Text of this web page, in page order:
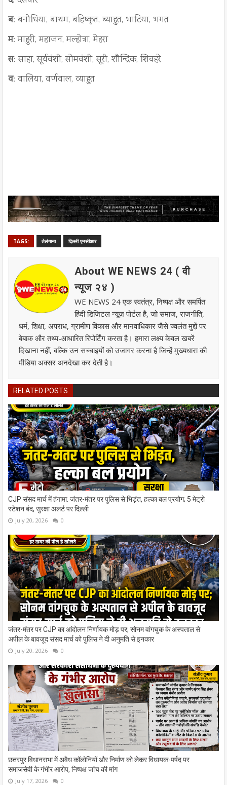
ब: बनौधिया, बाथम, बहिष्कृत, ब्याहुत, भाटिया, भगत
म: माहुरी, महाजन, मल्होत्रा, मेहरा
स: साहा, सूर्यवंशी, सोमवंशी, सूरी, शौन्द्रिक, शिवहरे
व: वालिया, वर्णवाल, व्याहुत
TAGS: तेलंगाना दिल्ली एनसीआर
About WE NEWS 24 ( वी
न्यूज २४ )
WE NEWS 24 एक स्वतंत्र, निष्पक्ष और समर्पित
हिंदी डिजिटल न्यूज़ पोर्टल है, जो समाज, राजनीति,
धर्म, शिक्षा, अपराध, ग्रामीण विकास और मानवाधिकार जैसे ज्वलंत मुद्दों पर
बेबाक और तथ्य-आधारित रिपोर्टिंग करता है। हमारा लक्ष्य केवल खबरें
दिखाना नहीं, बल्कि उन सच्चाइयों को उजागर करना है जिन्हें मुख्यधारा की
मीडिया अक्सर अनदेखा कर देती है।
RELATED POSTS
CJP संसद मार्च में हंगामा: जंतर-मंतर पर पुलिस से भिड़ंत, हल्का बल प्रयोग; 5 मेट्रो
स्टेशन बंद, सुरक्षा अलर्ट पर दिल्ली
July 20, 2026 0
जंतर-मंतर पर CJP का आंदोलन निर्णायक मोड़ पर; सोनम वांगचुक के अस्पताल से
अपील के बावजूद संसद मार्च को पुलिस ने दी अनुमति से इनकार
July 20, 2026 0
छतरपुर विधानसभा में अवैध कॉलोनियों और निर्माण को लेकर विधायक-पर्षद पर
समाजसेवी के गंभीर आरोप, निष्पक्ष जांच की मांग
July 17, 2026 0